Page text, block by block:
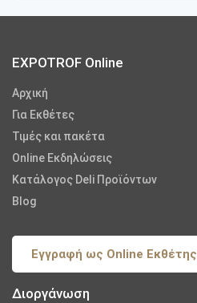
EXPOTROF Online
Αρχική
Για Εκθέτες
Τιμές και πακέτα
Online Εκδηλώσεις
Κατάλογος Deli Προϊόντων
Blog
Εγγραφή ως Online Εκθέτης
Διοργάνωση